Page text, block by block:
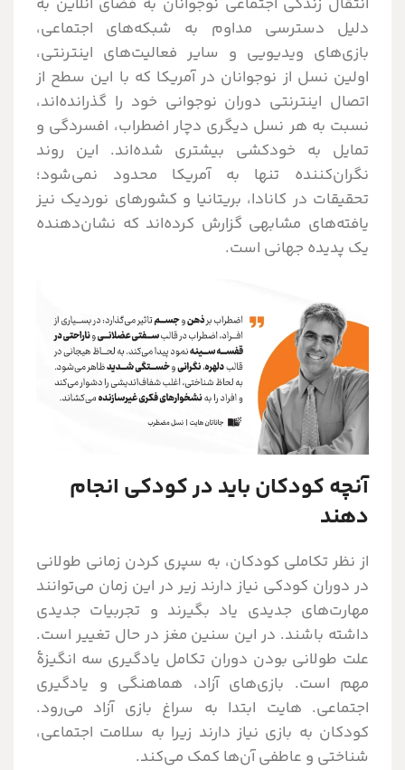
انتقال زندگی اجتماعی نوجوانان به فضای آنلاین به
دلیل دسترسی مداوم به شبکه‌های اجتماعی،
بازی‌های ویدیویی و سایر فعالیت‌های اینترنتی،
اولین نسل از نوجوانان در آمریکا که با این سطح از
اتصال اینترنتی دوران نوجوانی خود را گذرانده‌اند،
نسبت به هر نسل دیگری دچار اضطراب، افسردگی و
تمایل به خودکشی بیشتری شده‌اند. این روند
نگران‌کننده تنها به آمریکا محدود نمی‌شود؛
تحقیقات در کانادا، بریتانیا و کشورهای نوردیک نیز
یافته‌های مشابهی گزارش کرده‌اند که نشان‌دهنده
یک پدیده جهانی است.
آنچه کودکان باید در کودکی انجام
دهند
از نظر تکاملی کودکان، به سپری کردن زمانی طولانی
در دوران کودکی نیاز دارند زیر در این زمان می‌توانند
مهارت‌های جدیدی یاد بگیرند و تجربیات جدیدی
داشته باشند. در این سنین مغز در حال تغییر است.
علت طولانی بودن دوران تکامل یادگیری سه انگیزۀ
مهم است. بازی‌های آزاد، هماهنگی و یادگیری
اجتماعی. هایت ابتدا به سراغ بازی آزاد می‌رود.
کودکان به بازی نیاز دارند زیرا به سلامت اجتماعی،
شناختی و عاطفی آن‌ها کمک می‌کند.